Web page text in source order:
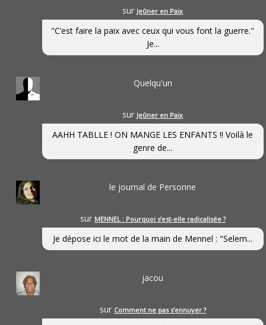
sur Jeûner en Paix
"C’est faire la paix avec ceux qui vous font la guerre."
Je...
Quelqu'un
sur Jeûner en Paix
AAHH TABLLE ! ON MANGE LES ENFANTS !! Voilà le
genre de...
le journal de Personne
sur MENNEL : Pourquoi s’est-elle radicalisée ?
Je dépose ici le mot de la main de Mennel : "Selem...
jacou
sur Comment ne pas s’ennuyer ?